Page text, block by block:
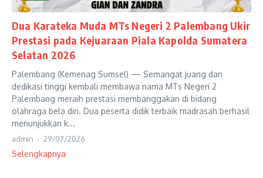
Dua Karateka Muda MTs Negeri 2 Palembang Ukir
Prestasi pada Kejuaraan Piala Kapolda Sumatera
Selatan 2026
Palembang (Kemenag Sumsel) — Semangat juang dan
dedikasi tinggi kembali membawa nama MTs Negeri 2
Palembang meraih prestasi membanggakan di bidang
olahraga bela diri. Dua peserta didik terbaik madrasah berhasil
menunjukkan k...
admin 29/07/2026
Selengkapnya